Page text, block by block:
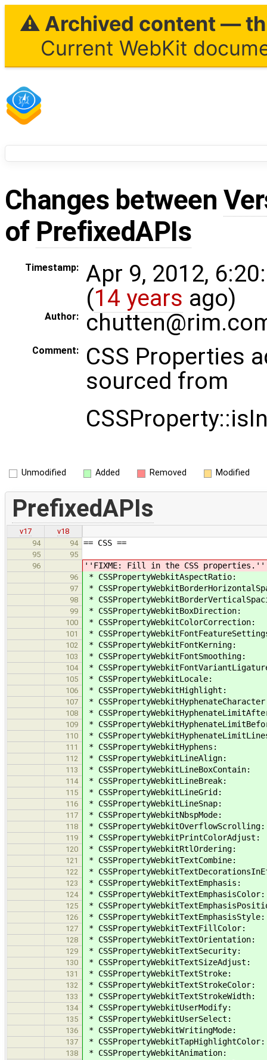
⚠ Archived content —
Current WebKit
Changes between
of PrefixedAPIs
Timestamp:
Apr 9, 2012,
(14 years ago)
Author:
Comment:
CSS Properties
sourced from
Unmodified Added Removed Modified
PrefixedAPIs
v17
v18
94
94 == CSS ==
95
95
96
''FIXME: Fill in the CSS properties.''
96 * CSSPropertyWebkitAspectRatio:
97 *
98 *
99 * CSSPropertyWebkitBoxDirection:
100 * CSSPropertyWebkitColorCorrection:
101 *
102 * CSSPropertyWebkitFontKerning:
103 * CSSPropertyWebkitFontSmoothing:
104 *
105 * CSSPropertyWebkitLocale:
106 * CSSPropertyWebkitHighlight:
107 *
108 *
109 *
110 *
111 * CSSPropertyWebkitHyphens:
112 * CSSPropertyWebkitLineAlign:
113 * CSSPropertyWebkitLineBoxContain:
114 * CSSPropertyWebkitLineBreak:
115 * CSSPropertyWebkitLineGrid:
116 * CSSPropertyWebkitLineSnap:
117 * CSSPropertyWebkitNbspMode:
118 * CSSPropertyWebkitOverflowScrolling:
119 * CSSPropertyWebkitPrintColorAdjust:
120 * CSSPropertyWebkitRtlOrdering:
121 * CSSPropertyWebkitTextCombine:
122 *
123 * CSSPropertyWebkitTextEmphasis:
124 * CSSPropertyWebkitTextEmphasisColor:
125 *
126 * CSSPropertyWebkitTextEmphasisStyle:
127 * CSSPropertyWebkitTextFillColor:
128 * CSSPropertyWebkitTextOrientation:
129 * CSSPropertyWebkitTextSecurity:
130 * CSSPropertyWebkitTextSizeAdjust:
131 * CSSPropertyWebkitTextStroke:
132 * CSSPropertyWebkitTextStrokeColor:
133 * CSSPropertyWebkitTextStrokeWidth:
134 * CSSPropertyWebkitUserModify:
135 * CSSPropertyWebkitUserSelect:
136 * CSSPropertyWebkitWritingMode:
137 * CSSPropertyWebkitTapHighlightColor:
138 * CSSPropertyWebkitAnimation: